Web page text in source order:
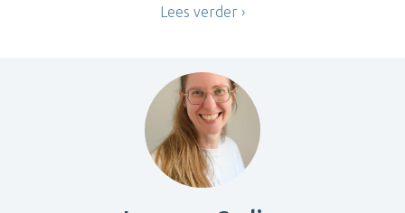
Lees verder